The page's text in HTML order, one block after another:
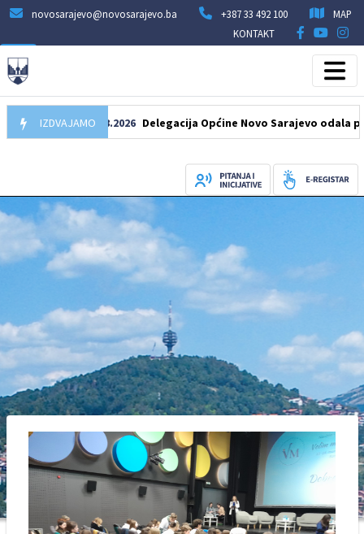
novosarajevo@novosarajevo.ba +387 33 492 100
MAP
KONTAKT
IZDVAJAMO
07.08.2026 Delegacija Općine Novo Sarajevo odala počast